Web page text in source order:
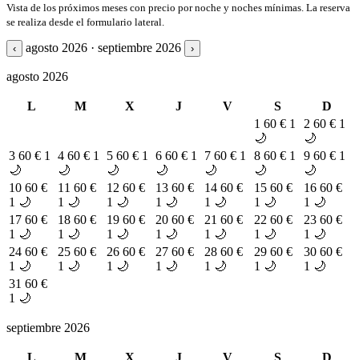
Vista de los próximos meses con precio por noche y noches mínimas. La reserva
se realiza desde el formulario lateral.
‹ agosto 2026 · septiembre 2026 ›
agosto 2026
L M X J V S
D
1 60 € 1
🌙
2 60 € 1
🌙
3 60 € 1
🌙
4 60 € 1
🌙
5 60 € 1
🌙
6 60 € 1
🌙
7 60 € 1
🌙
8 60 € 1
🌙
9 60 € 1
🌙
10 60 €
1 🌙
11 60 €
1 🌙
12 60 €
1 🌙
13 60 €
1 🌙
14 60 €
1 🌙
15 60 €
1 🌙
16 60 €
1 🌙
17 60 €
1 🌙
18 60 €
1 🌙
19 60 €
1 🌙
20 60 €
1 🌙
21 60 €
1 🌙
22 60 €
1 🌙
23 60 €
1 🌙
24 60 €
1 🌙
25 60 €
1 🌙
26 60 €
1 🌙
27 60 €
1 🌙
28 60 €
1 🌙
29 60 €
1 🌙
30 60 €
1 🌙
31 60 €
1 🌙
septiembre 2026
L M X J V S
D